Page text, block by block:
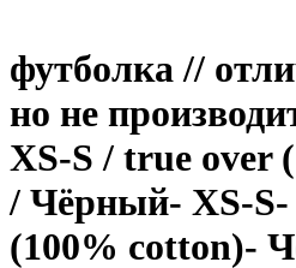
футболка //
но не
XS-S / true over
/ Чёрный- XS-
(100% cotton)-